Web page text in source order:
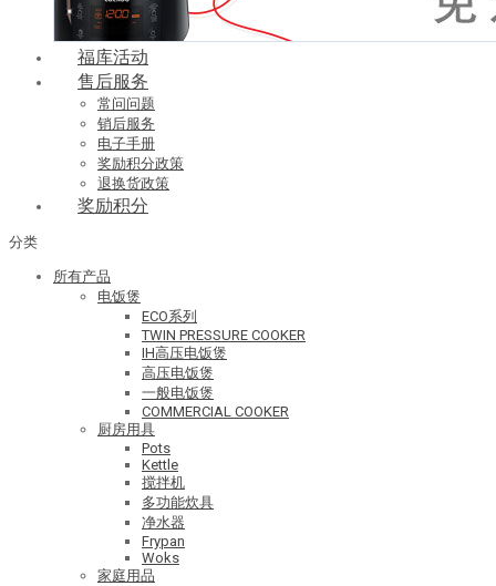
福库活动
售后服务
常问问题
销后服务
电子手册
奖励积分政策
退换货政策
奖励积分
分类
所有产品
电饭煲
ECO系列
TWIN PRESSURE COOKER
IH高压电饭煲
高压电饭煲
一般电饭煲
COMMERCIAL COOKER
厨房用具
Pots
Kettle
搅拌机
多功能炊具
净水器
Frypan
Woks
家庭用品